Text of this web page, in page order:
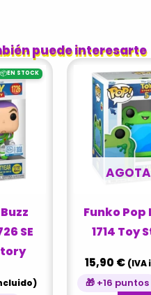
puede interesarte
📦EN STOCK
SE
Funko Pop
1714 Toy
15,90 € (IVA
🎁 +16 puntos